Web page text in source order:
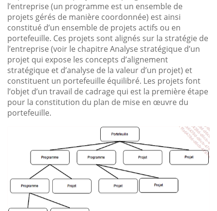
l’entreprise (un programme est un ensemble de
projets gérés de manière coordonnée) est ainsi
constitué d’un ensemble de projets actifs ou en
portefeuille. Ces projets sont alignés sur la stratégie de
l’entreprise (voir le chapitre Analyse stratégique d’un
projet qui expose les concepts d’alignement
stratégique et d’analyse de la valeur d’un projet) et
constituent un portefeuille équilibré. Les projets font
l’objet d’un travail de cadrage qui est la première étape
pour la constitution du plan de mise en œuvre du
portefeuille.